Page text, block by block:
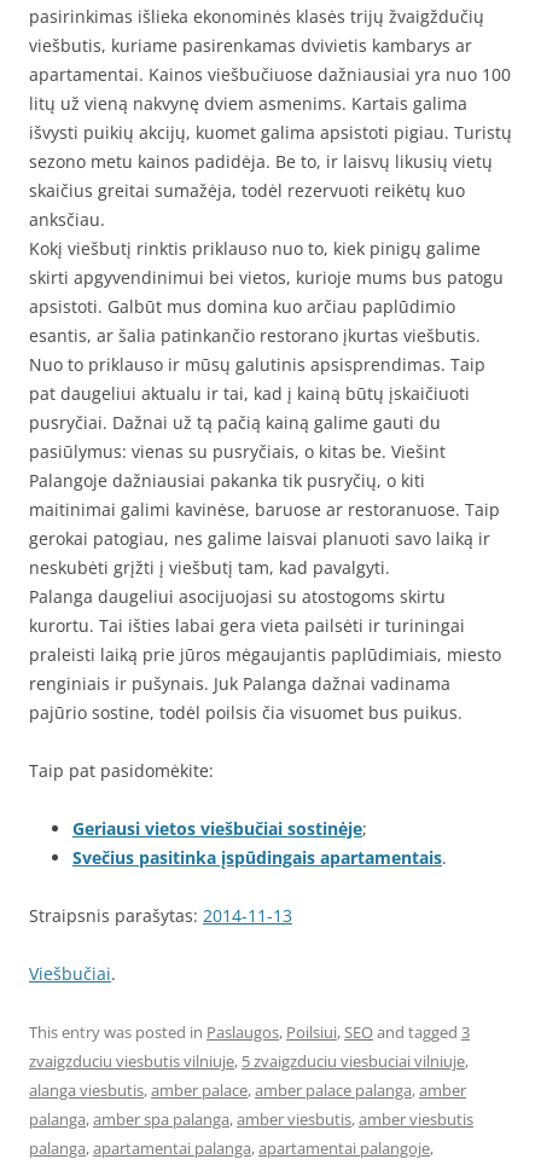
pasirinkimas išlieka ekonominės klasės trijų žvaigždučių
viešbutis, kuriame pasirenkamas dvivietis kambarys ar
apartamentai. Kainos viešbučiuose dažniausiai yra nuo 100
litų už vieną nakvynę dviem asmenims. Kartais galima
išvysti puikių akcijų, kuomet galima apsistoti pigiau. Turistų
sezono metu kainos padidėja. Be to, ir laisvų likusių vietų
skaičius greitai sumažėja, todėl rezervuoti reikėtų kuo
anksčiau.
Kokį viešbutį rinktis priklauso nuo to, kiek pinigų galime
skirti apgyvendinimui bei vietos, kurioje mums bus patogu
apsistoti. Galbūt mus domina kuo arčiau paplūdimio
esantis, ar šalia patinkančio restorano įkurtas viešbutis.
Nuo to priklauso ir mūsų galutinis apsisprendimas. Taip
pat daugeliui aktualu ir tai, kad į kainą būtų įskaičiuoti
pusryčiai. Dažnai už tą pačią kainą galime gauti du
pasiūlymus: vienas su pusryčiais, o kitas be. Viešint
Palangoje dažniausiai pakanka tik pusryčių, o kiti
maitinimai galimi kavinėse, baruose ar restoranuose. Taip
gerokai patogiau, nes galime laisvai planuoti savo laiką ir
neskubėti grįžti į viešbutį tam, kad pavalgyti.
Palanga daugeliui asocijuojasi su atostogoms skirtu
kurortu. Tai išties labai gera vieta pailsėti ir turiningai
praleisti laiką prie jūros mėgaujantis paplūdimiais, miesto
renginiais ir pušynais. Juk Palanga dažnai vadinama
pajūrio sostine, todėl poilsis čia visuomet bus puikus.
Taip pat pasidomėkite:
Geriausi vietos viešbučiai sostinėje;
Svečius pasitinka įspūdingais apartamentais.
Straipsnis parašytas: 2014-11-13
Viešbučiai.
This entry was posted in Paslaugos, Poilsiui,SEOand tagged 3
zvaigzduciu viesbutis vilniuje, 5 zvaigzduciu viesbuciai vilniuje,
alanga viesbutis,amber palace,amber palace palanga,amber
palanga,amber spa palanga,amber viesbutis,amber viesbutis
palanga,apartamentai palanga,apartamentai palangoje,